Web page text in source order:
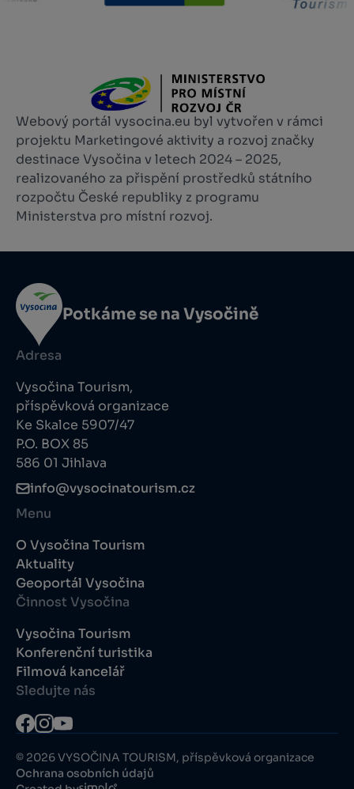
Webový portál vysocina.eu byl vytvořen v rámci
projektu Marketingové aktivity a rozvoj značky
destinace Vysočina v letech 2024 – 2025,
realizovaného za přispění prostředků státního
rozpočtu České republiky z programu
Ministerstva pro místní rozvoj.
Potkáme se na Vysočině
Adresa
Vysočina Tourism,
příspěvková organizace
Ke Skalce 5907/47
P.O. BOX 85
586 01 Jihlava
info@vysocinatourism.cz
Menu
O Vysočina Tourism
Aktuality
Geoportál Vysočina
Činnost Vysočina
Vysočina Tourism
Konferenční turistika
Filmová kancelář
Sledujte nás
© 2026 VYSOČINA TOURISM, příspěvková organizace
Ochrana osobních údajů